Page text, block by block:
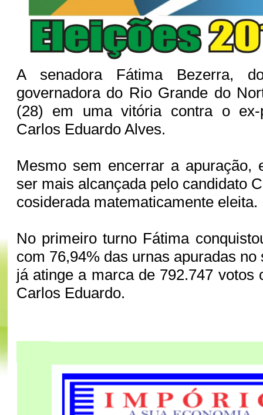
A senadora Fátima Bezerra,
governadora do Rio Grande do
(28) em uma vitória contra o ex-
Carlos Eduardo Alves.
Mesmo sem encerrar a apuração,
ser mais alcançada pelo candidato
cosiderada matematicamente eleita.
No primeiro turno Fátima
com 76,94% das urnas apuradas no
já atinge a marca de 792.747 votos
Carlos Eduardo.